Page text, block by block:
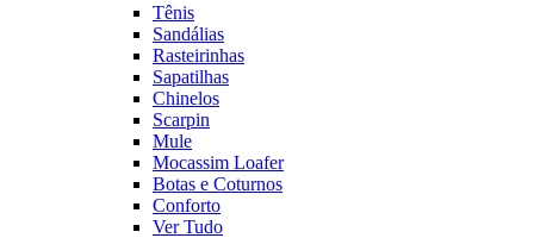
Tênis
Sandálias
Rasteirinhas
Sapatilhas
Chinelos
Scarpin
Mule
Mocassim Loafer
Botas e Coturnos
Conforto
Ver Tudo